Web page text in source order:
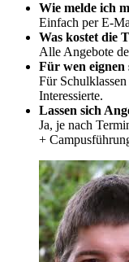
Wie melde ich
Einfach per E-
Was kostet die
Alle Angebote
Für wen eignen
Für
Interessierte.
Lassen sich
Ja, je nach
+